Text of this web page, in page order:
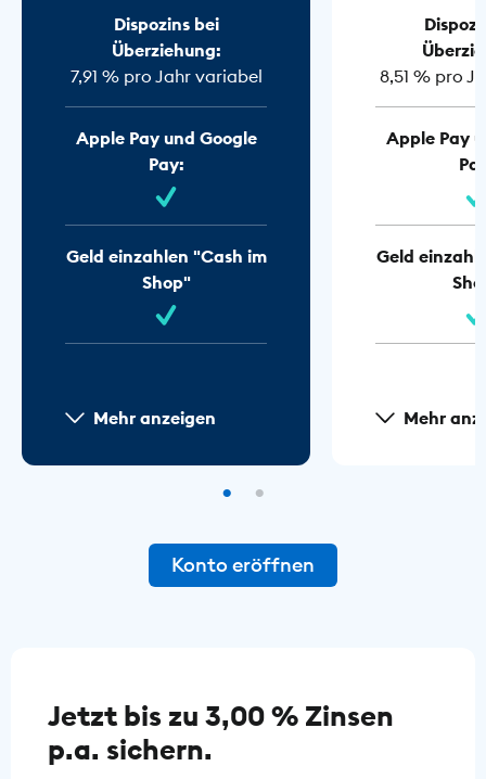
Dispozins bei
Überziehung:
7,91 % pro Jahr variabel
Apple Pay und Google
Pay:
Geld einzahlen "Cash im
Shop"
Mehr anzeigen
8,51 % pro
Apple Pay
Geld
Mehr
Konto eröffnen
Jetzt bis zu 3,00 % Zinsen
p.a. sichern.